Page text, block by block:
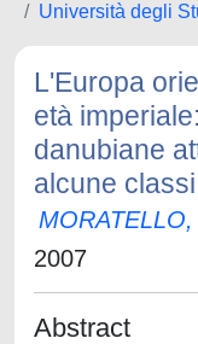
Università degli
L'Europa
età
danubiane
alcune
2007
Abstract